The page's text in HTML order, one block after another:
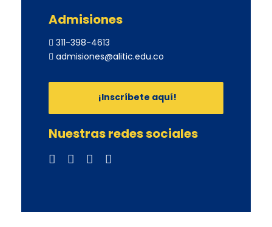
Admisiones
311-398-4613
admisiones@alitic.edu.co
¡Inscríbete aquí!
Nuestras redes sociales